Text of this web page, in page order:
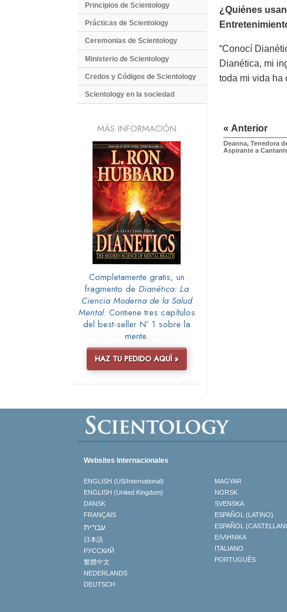
¿Quiénes
“Conocí
Dianética, mi
toda mi vida ha
« Anterior
Deanna, Tenedora
Aspirante a
Principios de Scientology
Prácticas de Scientology
Ceremonias de Scientology
Ministerio de Scientology
Credos y Códigos de Scientology
Scientology en la sociedad
MÁS INFORMACIÓN
Completamente gratis, un
fragmento de Dianética: La
Ciencia Moderna de la Salud
Mental. Contiene tres capítulos
del best-seller Nº 1 sobre la
mente.
HAZ TU PEDIDO AQUÍ »
Websites Internacionales
ENGLISH (US/International)
ENGLISH (United Kingdom)
DANSK
FRANÇAIS
עברית
日本語
РУССКИЙ
繁體中文
NEDERLANDS
DEUTSCH
MAGYAR
NORSK
SVENSKA
ESPAÑOL (LATINO)
ESPAÑOL
ΕΛΛΗΝΙΚA
ITALIANO
PORTUGUÊS